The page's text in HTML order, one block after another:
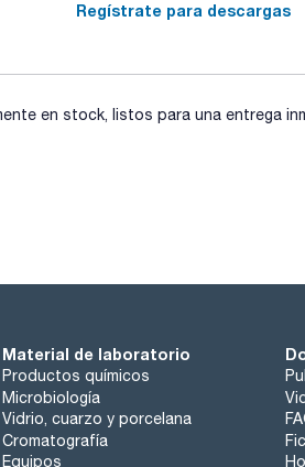
Regístrate para descargas
en stock, listos para una entrega
Material de laboratorio
Productos químicos
Microbiología
Vidrio, cuarzo y porcelana
Cromatografía
Equipos